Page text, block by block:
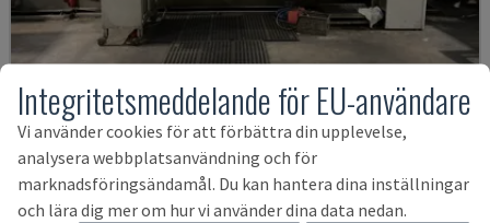
G250
INDEX - SVARV-FRÄSMASKIN
Integritetsmeddelande för EU-användare
Vi använder cookies för att förbättra din upplevelse,
analysera webbplatsanvändning och för
marknadsföringsändamål. Du kan hantera dina inställningar
och lära dig mer om hur vi använder dina data nedan.